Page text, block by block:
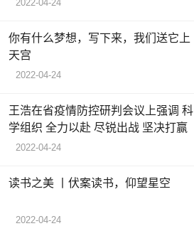
2022-04-24
你有什么梦想，写下来，我们送它上
天宫
2022-04-24
王浩在省疫情防控研判会议上强调 科
学组织 全力以赴 尽锐出战 坚决打赢
2022-04-24
读书之美 丨伏案读书，仰望星空
2022-04-24